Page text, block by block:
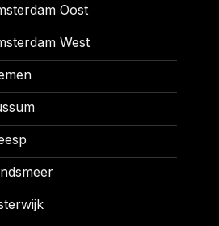
Oost
West